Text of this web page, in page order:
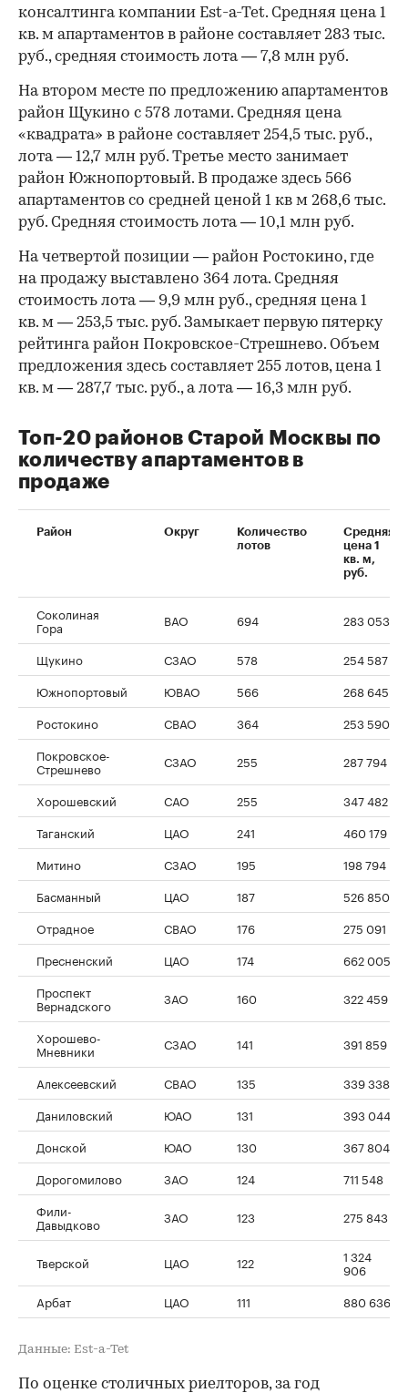
консалтинга компании Est-a-Tet. Средняя цена 1
кв. м апартаментов в районе составляет 283 тыс.
руб., средняя стоимость лота — 7,8 млн руб.
На втором месте по предложению апартаментов
район Щукино с 578 лотами. Средняя цена
«квадрата» в районе составляет 254,5 тыс. руб.,
лота — 12,7 млн руб. Третье место занимает
район Южнопортовый. В продаже здесь 566
апартаментов со средней ценой 1 кв м 268,6 тыс.
руб. Средняя стоимость лота — 10,1 млн руб.
На четвертой позиции — район Ростокино, где
на продажу выставлено 364 лота. Средняя
стоимость лота — 9,9 млн руб., средняя цена 1
кв. м — 253,5 тыс. руб. Замыкает первую пятерку
рейтинга район Покровское-Стрешнево. Объем
предложения здесь составляет 255 лотов, цена 1
кв. м — 287,7 тыс. руб., а лота — 16,3 млн руб.
Топ-20 районов Старой Москвы по
количеству апартаментов в
продаже
Район Округ
Количество
лотов
Средняя
цена 1
кв. м,
руб.
Соколиная
Гора ВАО 694 283 053
Щукино СЗАО 578
254 587
Южнопортовый
ЮВАО 566
268 645
Ростокино
СВАО 364
253 590
Покровское-
Стрешнево СЗАО 255 287 794
Хорошевский САО 255
347 482
Таганский
ЦАО 241
460 179
Митино
СЗАО 195
198 794
Басманный
ЦАО 187
526 850
Отрадное
СВАО 176
275 091
Пресненский
ЦАО 174
662 005
Проспект
Вернадского ЗАО 160 322 459
Хорошево-
Мневники СЗАО 141 391 859
Алексеевский СВАО 135
339 338
Даниловский
ЮАО 131
393 044
Донской
ЮАО 130
367 804
Дорогомилово
ЗАО 124
711 548
Фили-
Давыдково ЗАО 123 275 843
Тверской ЦАО 122 1 324
906
Арбат
ЦАО 111 880 636
Данные: Est-a-Tet
По оценке столичных риелторов, за год